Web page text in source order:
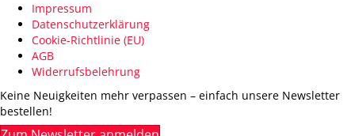
Impressum
Datenschutzerklärung
Cookie-Richtlinie (EU)
AGB
Widerrufsbelehrung
Keine Neuigkeiten mehr verpassen – einfach unsere Newsletter
bestellen!